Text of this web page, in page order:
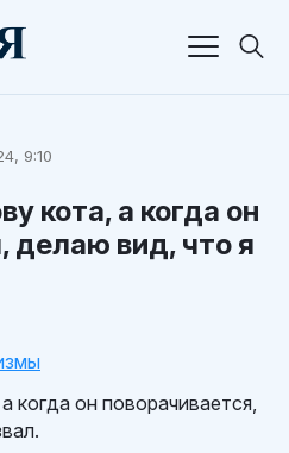
9:10
кота, а когда он
делаю вид, что я
когда он поворачивается,